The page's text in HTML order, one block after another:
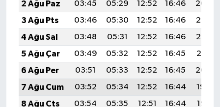
2 Ağu Paz
03:45 05:29 12:52 16:46
20:04
3 Ağu Pts
03:46 05:30 12:52 16:46
20:03
4 Ağu Sal
03:48 05:31 12:52 16:46
20:02
5 Ağu Çar
03:49 05:32 12:52 16:45
20:01
6 Ağu Per
03:51 05:33 12:52 16:45
20:00
7 Ağu Cum
03:52 05:34 12:52 16:44
19:59
8 Ağu Cts
03:54 05:35 12:51 16:44
19:57